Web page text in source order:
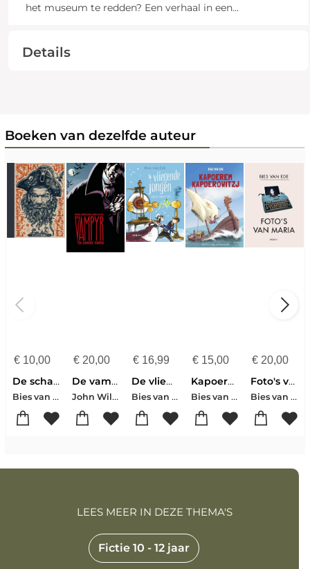
het museum te redden? Een verhaal in een...
Details
Boeken van dezelfde auteur
€10,00
De schat op Schedeleiland (Schateiland)
Bies van Ede-Robert Louis Stevenson
€20,00
De vampyr
John William Polidori
€ 16,99
De vliegende jongen
Bies van Ede
€ 15,00
Kapoerem Kapoerowitzj
Bies van Ede
€ 20,00
Foto's van Maria
Bies van Ede
Fictie 10 - 12 jaar
LEES MEER IN DEZE THEMA'S